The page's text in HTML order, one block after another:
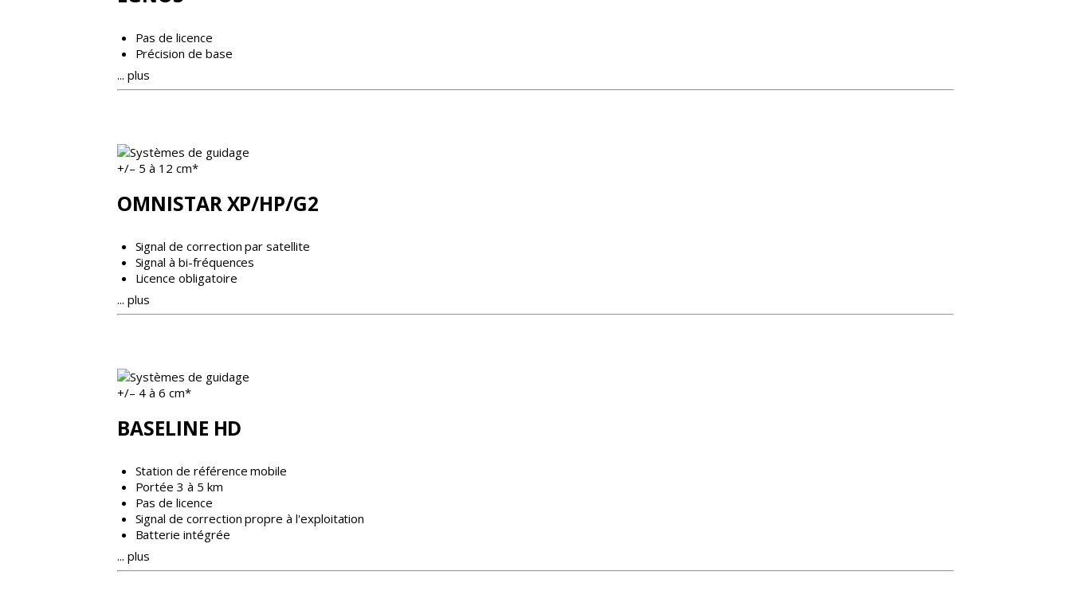
Pas de licence
Précision de base
... plus
+/– 5 à 12 cm*
OMNISTAR XP/HP/G2
Signal de correction par satellite
Signal à bi-fréquences
Licence obligatoire
... plus
+/– 4 à 6 cm*
BASELINE HD
Station de référence mobile
Portée 3 à 5 km
Pas de licence
Signal de correction propre à l'exploitation
Batterie intégrée
... plus